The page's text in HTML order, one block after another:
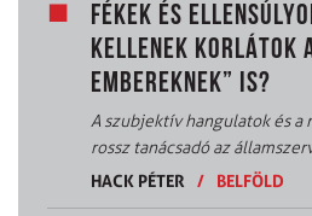
FÉKEK ÉS
KELLENEK KORLÁTOK
EMBEREKNEK” IS?
A szubjektív hangulatok és a
rossz tanácsadó az
HACK PÉTER
/ BELFÖLD